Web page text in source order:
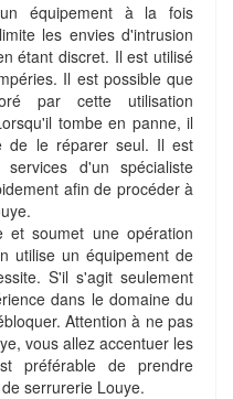
équipement à la fois
les envies d'intrusion
étant discret. Il est utilisé
Il est possible que
par cette utilisation
tombe en panne, il
de le réparer seul. Il est
d'un spécialiste
afin de procéder à
et soumet une opération
utilise un équipement de
S'il s'agit seulement
dans le domaine du
Attention à ne pas
vous allez accentuer les
préférable de prendre
serrurerie Louye.